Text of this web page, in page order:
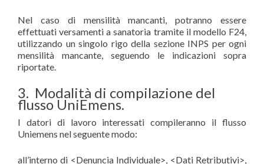
Nel caso di mensilità mancanti, potranno essere
effettuati versamenti a sanatoria tramite il modello F24,
utilizzando un singolo rigo della sezione INPS per ogni
mensilità mancante, seguendo le indicazioni sopra
riportate.
3. Modalità di compilazione del
flusso UniEmens.
I datori di lavoro interessati compileranno il flusso
Uniemens nel seguente modo:
all’interno di <Denuncia Individuale>, <Dati Retributivi>,